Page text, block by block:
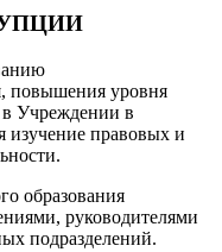
повышения уровня
в Учреждении в
изучение правовых и
образования
руководителями
подразделений.